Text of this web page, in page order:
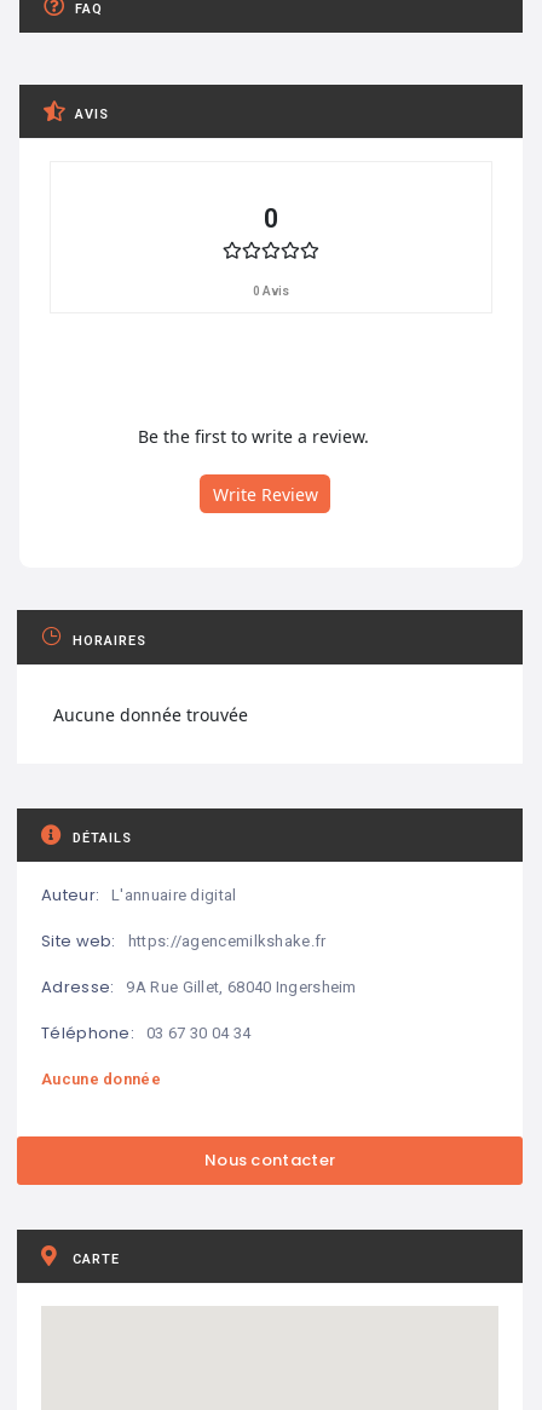
FAQ
AVIS
0
0 Avis
Be the first to write a review.
Write Review
HORAIRES
Aucune donnée trouvée
DÉTAILS
Auteur: L'annuaire digital
Site web: https://agencemilkshake.fr
Adresse: 9A Rue Gillet, 68040 Ingersheim
Téléphone: 03 67 30 04 34
Aucune donnée
CARTE